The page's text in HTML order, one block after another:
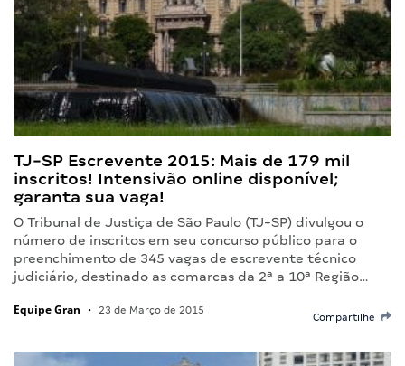
TJ-SP Escrevente 2015: Mais de 179 mil
inscritos! Intensivão online disponível;
garanta sua vaga!
O Tribunal de Justiça de São Paulo (TJ-SP) divulgou o
número de inscritos em seu concurso público para o
preenchimento de 345 vagas de escrevente técnico
judiciário, destinado as comarcas da 2ª a 10ª Região…
Equipe Gran • 23 de Março de 2015
Compartilhe